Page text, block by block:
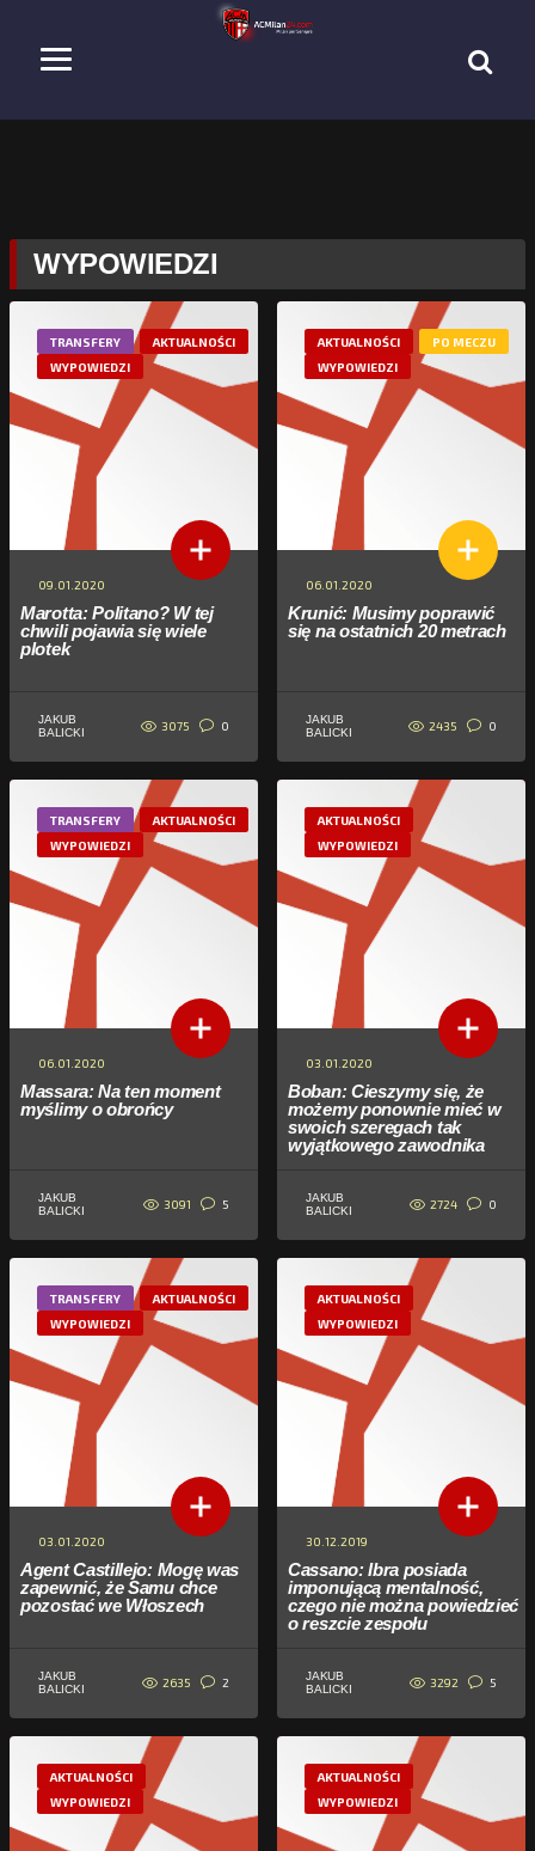
WYPOWIEDZI
TRANSFERY
AKTUALNOŚCI
WYPOWIEDZI
09.01.2020
Marotta: Politano? W tej
chwili pojawia się wiele
plotek
JAKUB
BALICKI
3075 0
AKTUALNOŚCI
PO MECZU
WYPOWIEDZI
06.01.2020
Krunić: Musimy poprawić
się na ostatnich 20 metrach
JAKUB
BALICKI
2435 0
TRANSFERY
AKTUALNOŚCI
WYPOWIEDZI
06.01.2020
Massara: Na ten moment
myślimy o obrońcy
JAKUB
BALICKI
3091 5
AKTUALNOŚCI
WYPOWIEDZI
03.01.2020
Boban: Cieszymy się, że
możemy ponownie mieć w
swoich szeregach tak
wyjątkowego zawodnika
JAKUB
BALICKI
2724 0
TRANSFERY
AKTUALNOŚCI
WYPOWIEDZI
03.01.2020
Agent Castillejo: Mogę was
zapewnić, że Samu chce
pozostać we Włoszech
JAKUB
BALICKI
2635 2
AKTUALNOŚCI
WYPOWIEDZI
30.12.2019
Cassano: Ibra posiada
imponującą mentalność,
czego nie można powiedzieć
o reszcie zespołu
JAKUB
BALICKI
3292 5
AKTUALNOŚCI
WYPOWIEDZI
AKTUALNOŚCI
WYPOWIEDZI